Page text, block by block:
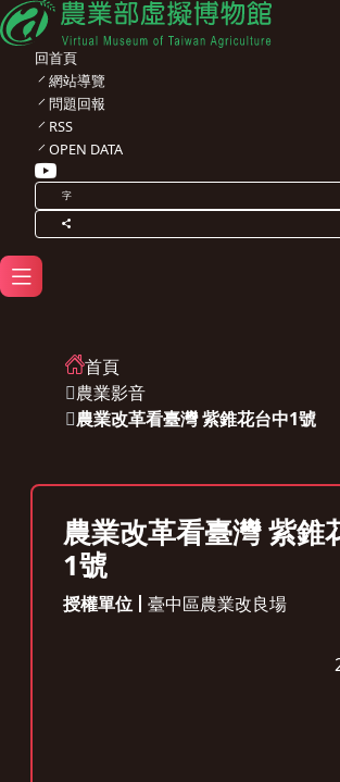
回首頁
網站導覽
問題回報
RSS
OPEN DATA
字
首頁
農業影音
農業改革看臺灣 紫錐花台中1號
農業改革看臺灣 紫錐
1號
授權單位 臺中區農業改良場